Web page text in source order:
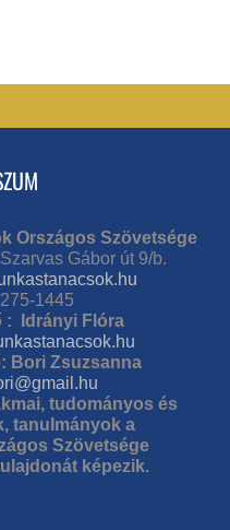
Országos Szövetsége
Gábor út 9/b.
1445
: Idrányi Flóra
Bori Zsuzsanna
tudományos és
tanulmányok a
Szövetsége
képezik.